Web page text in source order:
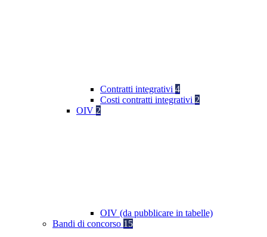
Contratti integrativi 4
Costi contratti integrativi 2
OIV 2
OIV (da pubblicare in tabelle)
Bandi di concorso 15